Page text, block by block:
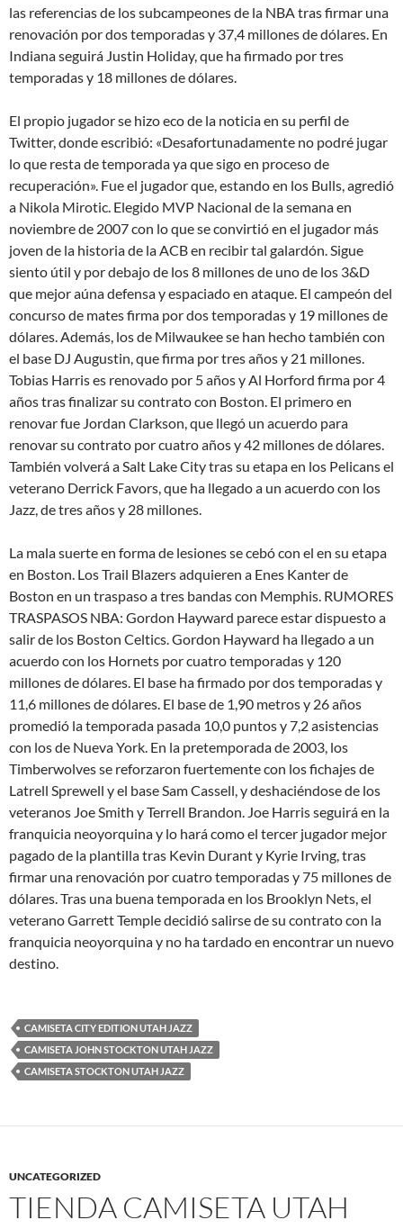
las referencias de los subcampeones de la NBA tras firmar una
renovación por dos temporadas y 37,4 millones de dólares. En
Indiana seguirá Justin Holiday, que ha firmado por tres
temporadas y 18 millones de dólares.
El propio jugador se hizo eco de la noticia en su perfil de
Twitter, donde escribió: «Desafortunadamente no podré jugar
lo que resta de temporada ya que sigo en proceso de
recuperación». Fue el jugador que, estando en los Bulls, agredió
a Nikola Mirotic. Elegido MVP Nacional de la semana en
noviembre de 2007 con lo que se convirtió en el jugador más
joven de la historia de la ACB en recibir tal galardón. Sigue
siento útil y por debajo de los 8 millones de uno de los 3&D
que mejor aúna defensa y espaciado en ataque. El campeón del
concurso de mates firma por dos temporadas y 19 millones de
dólares. Además, los de Milwaukee se han hecho también con
el base DJ Augustin, que firma por tres años y 21 millones.
Tobias Harris es renovado por 5 años y Al Horford firma por 4
años tras finalizar su contrato con Boston. El primero en
renovar fue Jordan Clarkson, que llegó un acuerdo para
renovar su contrato por cuatro años y 42 millones de dólares.
También volverá a Salt Lake City tras su etapa en los Pelicans el
veterano Derrick Favors, que ha llegado a un acuerdo con los
Jazz, de tres años y 28 millones.
La mala suerte en forma de lesiones se cebó con el en su etapa
en Boston. Los Trail Blazers adquieren a Enes Kanter de
Boston en un traspaso a tres bandas con Memphis. RUMORES
TRASPASOS NBA: Gordon Hayward parece estar dispuesto a
salir de los Boston Celtics. Gordon Hayward ha llegado a un
acuerdo con los Hornets por cuatro temporadas y 120
millones de dólares. El base ha firmado por dos temporadas y
11,6 millones de dólares. El base de 1,90 metros y 26 años
promedió la temporada pasada 10,0 puntos y 7,2 asistencias
con los de Nueva York. En la pretemporada de 2003, los
Timberwolves se reforzaron fuertemente con los fichajes de
Latrell Sprewell y el base Sam Cassell, y deshaciéndose de los
veteranos Joe Smith y Terrell Brandon. Joe Harris seguirá en la
franquicia neoyorquina y lo hará como el tercer jugador mejor
pagado de la plantilla tras Kevin Durant y Kyrie Irving, tras
firmar una renovación por cuatro temporadas y 75 millones de
dólares. Tras una buena temporada en los Brooklyn Nets, el
veterano Garrett Temple decidió salirse de su contrato con la
franquicia neoyorquina y no ha tardado en encontrar un nuevo
destino.
CAMISETA CITY EDITION UTAH JAZZ
CAMISETA JOHN STOCKTON UTAH JAZZ
CAMISETA STOCKTON UTAH JAZZ
UNCATEGORIZED
TIENDA CAMISETA UTAH